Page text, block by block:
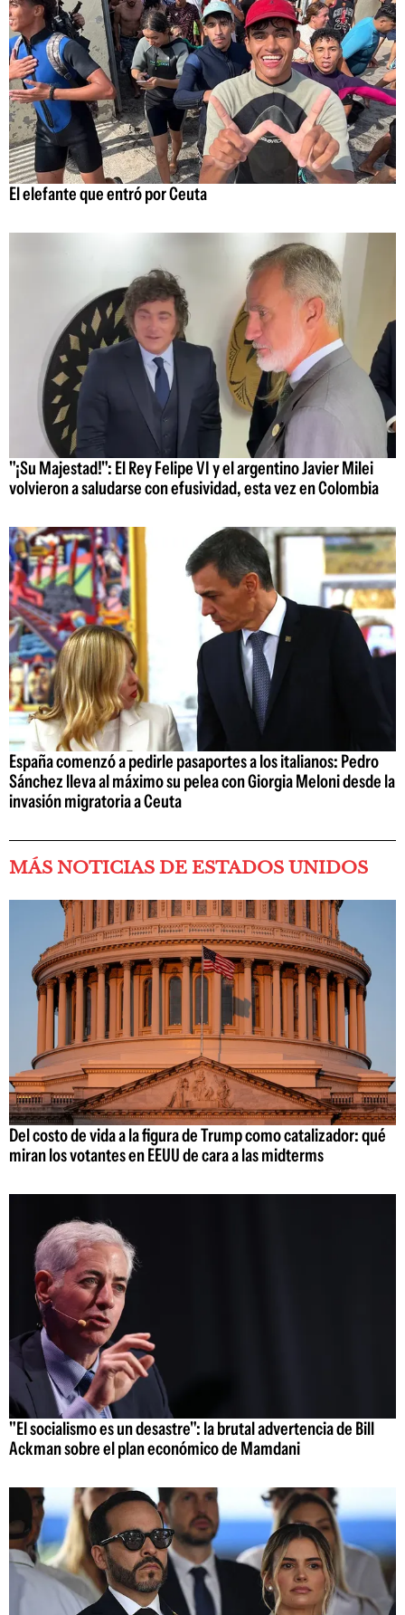
El elefante que entró por Ceuta
"¡Su Majestad!": El Rey Felipe VI y el argentino Javier Milei
volvieron a saludarse con efusividad, esta vez en Colombia
España comenzó a pedirle pasaportes a los italianos: Pedro
Sánchez lleva al máximo su pelea con Giorgia Meloni desde la
invasión migratoria a Ceuta
MÁS NOTICIAS DE ESTADOS UNIDOS
Del costo de vida a la figura de Trump como catalizador: qué
miran los votantes en EEUU de cara a las midterms
"El socialismo es un desastre": la brutal advertencia de Bill
Ackman sobre el plan económico de Mamdani